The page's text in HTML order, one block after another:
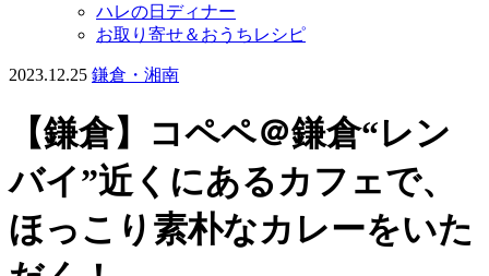
ハレの日ディナー
お取り寄せ＆おうちレシピ
2023.12.25 鎌倉・湘南
【鎌倉】コペペ＠鎌倉“レン
バイ”近くにあるカフェで、
ほっこり素朴なカレーをいた